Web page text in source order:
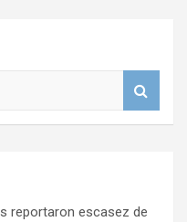
reportaron escasez de